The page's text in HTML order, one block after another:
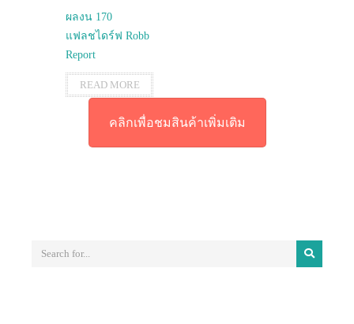
ผลงน 170
แฟลชไดร์ฟ Robb
Report
READ MORE
คลิกเพื่อชมสินค้าเพิ่มเติม